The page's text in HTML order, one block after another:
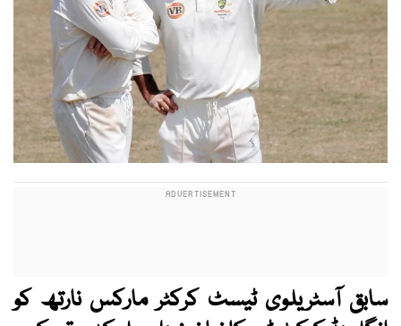
سابق آسٹریلوی ٹیسٹ کرکٹر مارکس نارتھ کو